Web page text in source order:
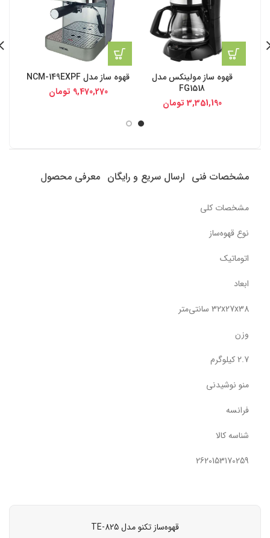
قهوه ساز مولینکس مدل
FG1518
3,351,190 تومان
قهوه ساز مدل NCM-149EXPF
9,470,270 تومان
مشخصات فنی ارسال سریع و رایگان معرفی محصول
مشخصات کلی
نوع قهوه‌ساز
اتوماتیک
ابعاد
32x27x38 سانتی‌متر
وزن
2.7 کیلوگرم
منو نوشیدنی
فرانسه
شناسه کالا
2620153170259
قهوه‌ساز تکنو مدل TE-825